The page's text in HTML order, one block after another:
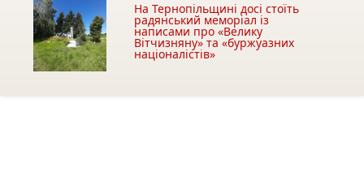
На Тернопільщині досі стоїть
радянський меморіал із
написами про «Велику
Вітчизняну» та «буржуазних
націоналістів»